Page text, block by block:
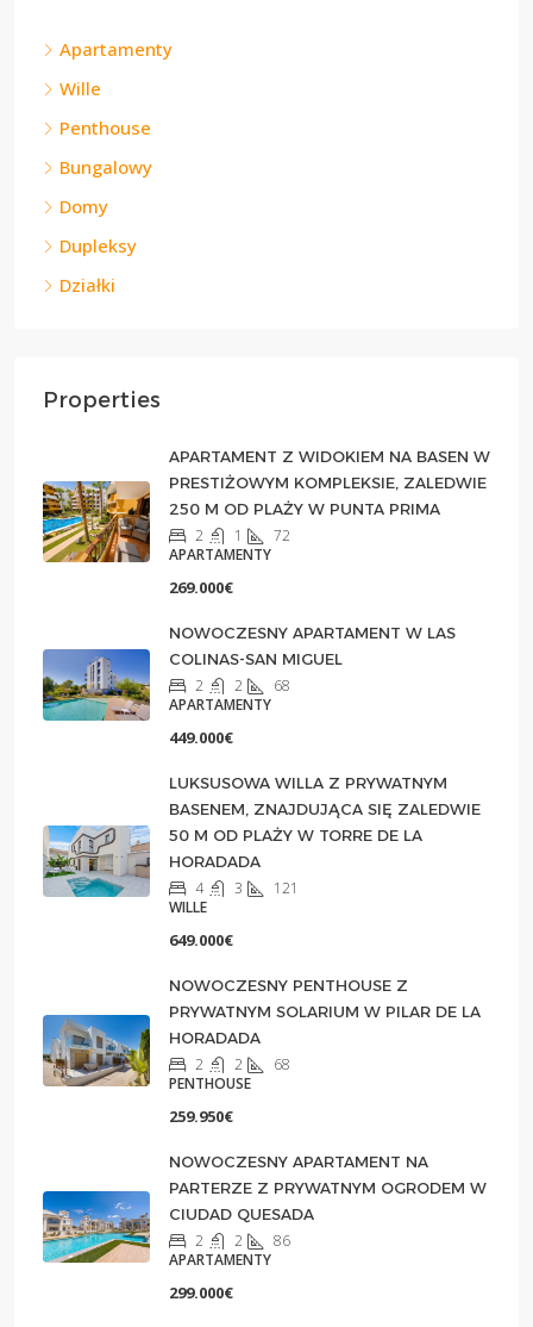
Apartamenty
Wille
Penthouse
Bungalowy
Domy
Dupleksy
Działki
Properties
APARTAMENT Z WIDOKIEM NA BASEN W
PRESTIŻOWYM KOMPLEKSIE, ZALEDWIE
250 M OD PLAŻY W PUNTA PRIMA
2 1
72
APARTAMENTY
269.000€
NOWOCZESNY APARTAMENT W LAS
COLINAS-SAN MIGUEL
2 2
68
APARTAMENTY
449.000€
LUKSUSOWA WILLA Z PRYWATNYM
BASENEM, ZNAJDUJĄCA SIĘ ZALEDWIE
50 M OD PLAŻY W TORRE DE LA
HORADADA
4 3
121
WILLE
649.000€
NOWOCZESNY PENTHOUSE Z
PRYWATNYM SOLARIUM W PILAR DE LA
HORADADA
2 2
68
PENTHOUSE
259.950€
NOWOCZESNY APARTAMENT NA
PARTERZE Z PRYWATNYM OGRODEM W
CIUDAD QUESADA
2 2
86
APARTAMENTY
299.000€